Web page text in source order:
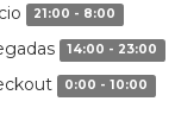
21:00 - 8:00
14:00 - 23:00
0:00 - 10:00